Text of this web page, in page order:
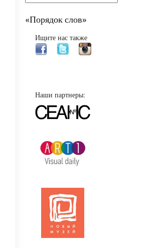
«Порядок слов»
Ищите нас также
Наши партнеры: